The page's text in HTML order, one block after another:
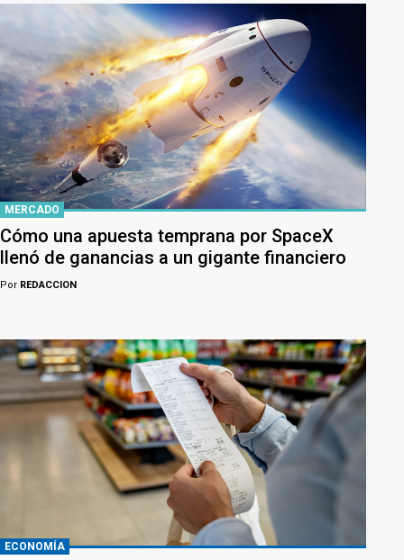
MERCADO
Cómo una apuesta temprana por SpaceX
llenó de ganancias a un gigante financiero
Por REDACCION
ECONOMÍA